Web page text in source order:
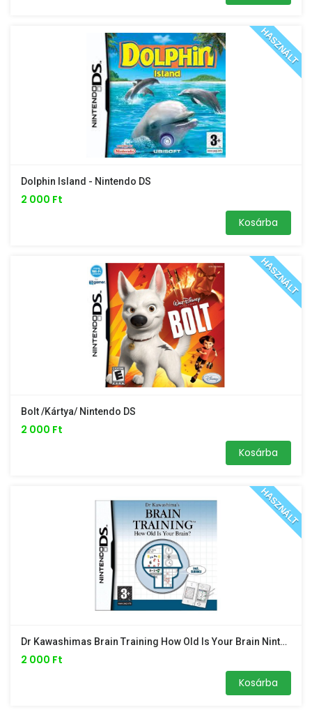
HASZNÁLT
Dolphin Island - Nintendo DS
2 000 Ft
Kosárba
HASZNÁLT
Bolt /kártya/ Nintendo DS
2 000 Ft
Kosárba
HASZNÁLT
Dr Kawashimas Brain Training How Old Is Your Brain Nintendo DS /kártya/
2 000 Ft
Kosárba